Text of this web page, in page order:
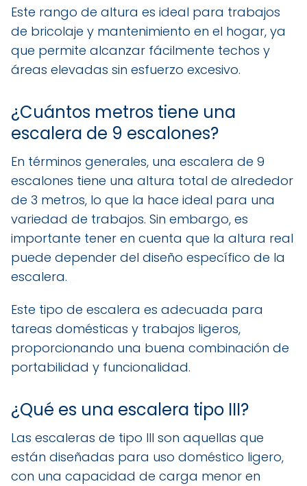
Este rango de altura es ideal para trabajos
de bricolaje y mantenimiento en el hogar, ya
que permite alcanzar fácilmente techos y
áreas elevadas sin esfuerzo excesivo.
¿Cuántos metros tiene una
escalera de 9 escalones?
En términos generales, una escalera de 9
escalones tiene una altura total de alrededor
de 3 metros, lo que la hace ideal para una
variedad de trabajos. Sin embargo, es
importante tener en cuenta que la altura real
puede depender del diseño específico de la
escalera.
Este tipo de escalera es adecuada para
tareas domésticas y trabajos ligeros,
proporcionando una buena combinación de
portabilidad y funcionalidad.
¿Qué es una escalera tipo III?
Las escaleras de tipo III son aquellas que
están diseñadas para uso doméstico ligero,
con una capacidad de carga menor en